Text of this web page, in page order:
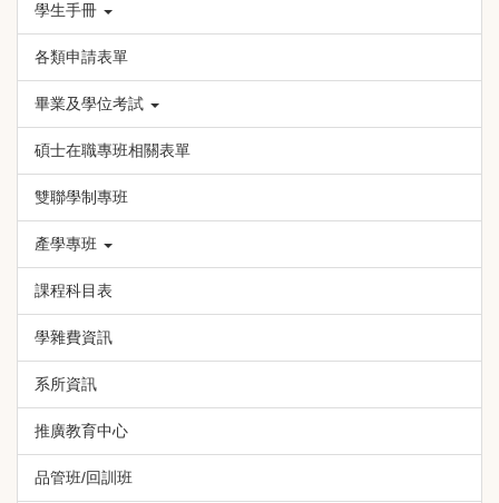
學生手冊
各類申請表單
畢業及學位考試
碩士在職專班相關表單
雙聯學制專班
產學專班
課程科目表
學雜費資訊
系所資訊
推廣教育中心
品管班/回訓班